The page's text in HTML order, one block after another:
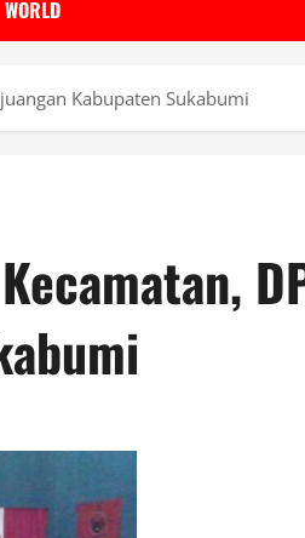
WORLD
Kabupaten Sukabumi